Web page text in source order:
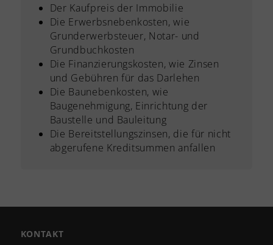
Der Kaufpreis der Immobilie
Die Erwerbsnebenkosten, wie
Grunderwerbsteuer, Notar- und
Grundbuchkosten
Die Finanzierungskosten, wie Zinsen
und Gebühren für das Darlehen
Die Baunebenkosten, wie
Baugenehmigung, Einrichtung der
Baustelle und Bauleitung
Die Bereitstellungszinsen, die für nicht
abgerufene Kreditsummen anfallen
KONTAKT